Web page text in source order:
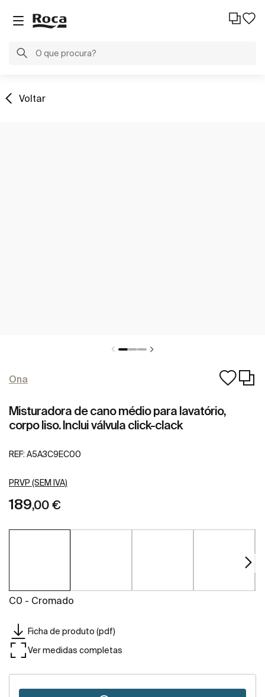
Voltar
Ona
Misturadora de cano médio para lavatório,
corpo liso. Inclui válvula click-clack
REF: A5A3C9EC00
PRVP (SEM IVA)
189,00 €
C0 - Cromado
Ficha de produto (pdf)
Ver medidas completas